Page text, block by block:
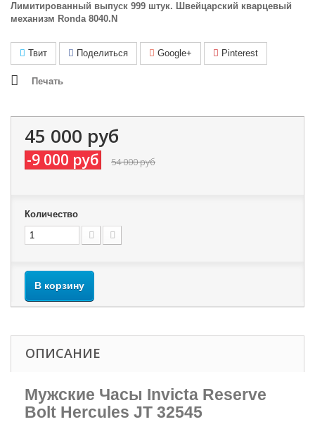
Лимитированный выпуск 999 штук. Швейцарский кварцевый
механизм Ronda 8040.N
Твит Поделиться Google+ Pinterest
Печать
45 000 руб
-9 000 руб 54 000 руб
Количество
В корзину
ОПИСАНИЕ
Мужские Часы Invicta Reserve
Bolt Hercules JT 32545